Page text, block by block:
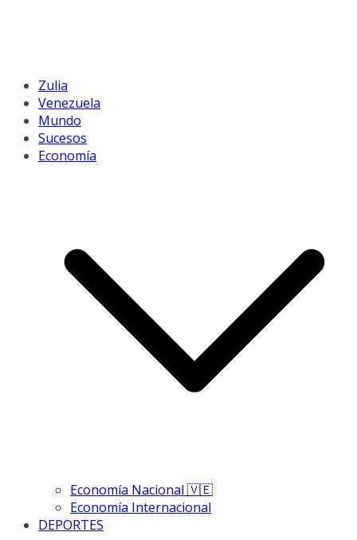
Zulia
Venezuela
Mundo
Sucesos
Economía
Economía Nacional 🇻🇪
Economía Internacional
DEPORTES